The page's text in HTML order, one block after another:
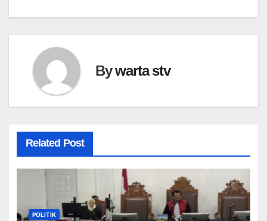
Bywarta stv
Related Post
POLITIK